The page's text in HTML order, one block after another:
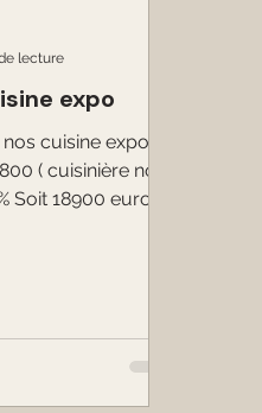
expo
( cuisinière non
Soit 18900 euros
lecture